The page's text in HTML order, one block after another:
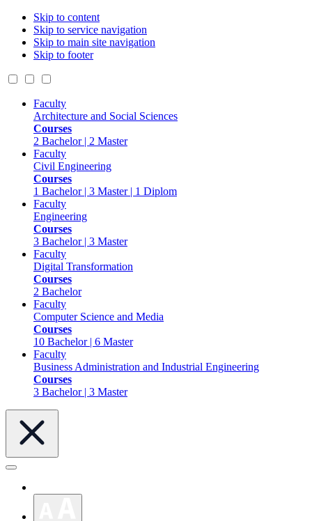
Skip to content
Skip to service navigation
Skip to main site navigation
Skip to footer
Faculty
Architecture and Social Sciences
Courses
2 Bachelor | 2 Master
Faculty
Civil Engineering
Courses
1 Bachelor | 3 Master | 1 Diplom
Faculty
Engineering
Courses
3 Bachelor | 3 Master
Faculty
Digital Transformation
Courses
2 Bachelor
Faculty
Computer Science and Media
Courses
10 Bachelor | 6 Master
Faculty
Business Administration and Industrial Engineering
Courses
3 Bachelor | 3 Master